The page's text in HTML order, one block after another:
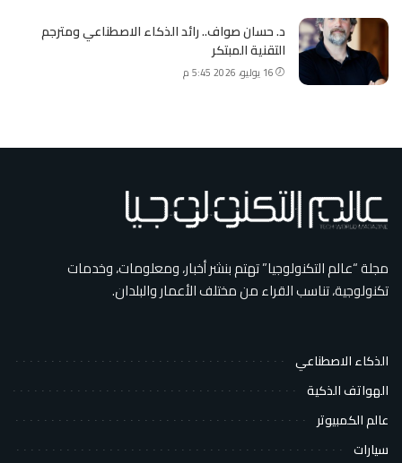
د. حسان صواف.. رائد الذكاء الاصطناعي ومترجم
التقنية المبتكر
16 يوليو، 2026 5:45 م
مجلة “عالم التكنولوجيا” تهتم بنشر أخبار، ومعلومات، وخدمات
تكنولوجية، تناسب القراء من مختلف الأعمار والبلدان.
الذكاء الاصطناعي
الهواتف الذكية
عالم الكمبيوتر
سيارات